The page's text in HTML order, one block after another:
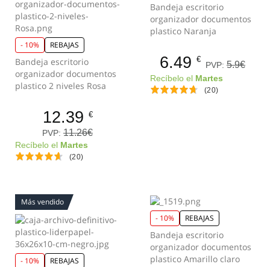
- 10% REBAJAS
Bandeja escritorio
organizador documentos
plastico 2 niveles Rosa
12.39 €
PVP: 11.26€
Recíbelo el Martes
(20)
Bandeja escritorio
organizador documentos
plastico Naranja
6.49 €
PVP: 5.9€
Recíbelo el Martes
(20)
Más vendido
- 10% REBAJAS
- 10% REBAJAS
Bandeja escritorio
organizador documentos
plastico Amarillo claro